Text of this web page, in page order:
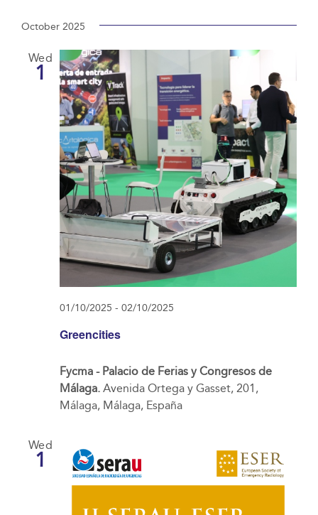
October 2025
Wed
1
Greencities
01/10/2025 - 02/10/2025
Fycma - Palacio de Ferias y Congresos de
Málaga. Avenida Ortega y Gasset, 201,
Málaga, Málaga, España
Wed
1